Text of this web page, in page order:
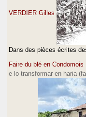
VERDIER Gilles
Dans des pièces écrites
Faire du blé en Condomois
e lo transformar en haria